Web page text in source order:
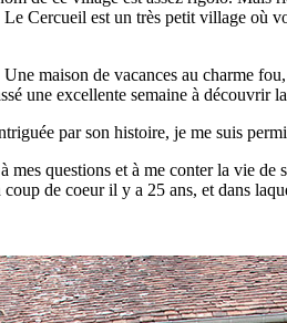
Cercueil est un très petit village où
maison de vacances au charme
une excellente semaine à
par son histoire, je me suis
mes questions et à me conter la vie
de coeur il y a 25 ans, et dans